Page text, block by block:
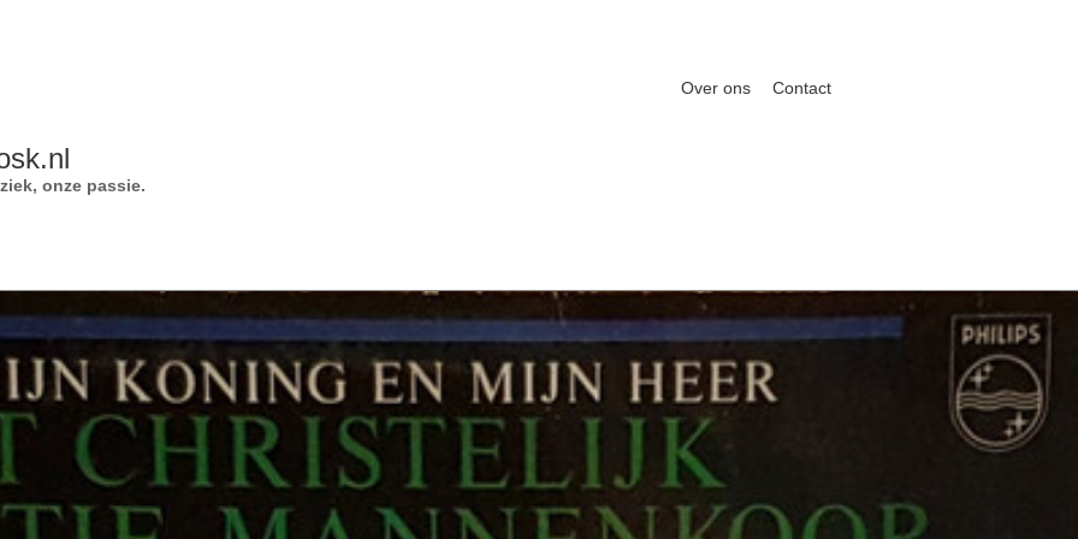
onze passie.
Over ons Contact